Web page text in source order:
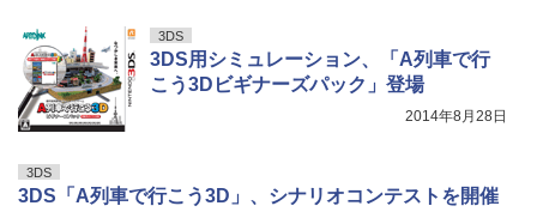
3DS
3DS用シミュレーション、「A列車で行
こう3Dビギナーズパック」登場
2014年8月28日
3DS
3DS「A列車で行こう3D」、シナリオコンテストを開催